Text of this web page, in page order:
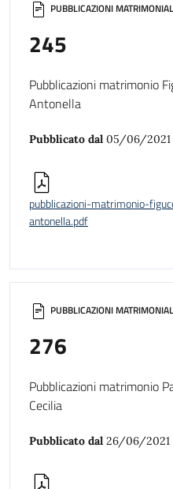
PUBBLICAZIONI
276
Pubblicazioni matrimonio
Cecilia
Pubblicato dal 26/06/2021
PUBBLICAZIONI
245
Pubblicazioni matrimonio
Antonella
Pubblicato dal 05/06/2021
pubblicazioni-matrimonio-
antonella.pdf